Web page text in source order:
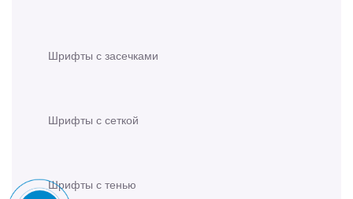
Шрифты с засечками
Шрифты с сеткой
Шрифты с тенью